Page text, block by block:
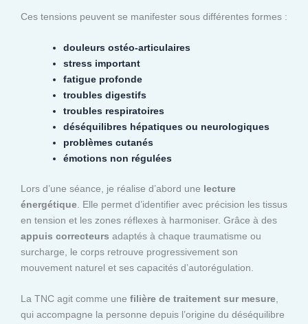
Ces tensions peuvent se manifester sous différentes formes :
douleurs ostéo-articulaires
stress important
fatigue profonde
troubles digestifs
troubles respiratoires
déséquilibres hépatiques ou neurologiques
problèmes cutanés
émotions non régulées
Lors d’une séance, je réalise d’abord une lecture
énergétique . Elle permet d’identifier avec précision les tissus
en tension et les zones réflexes à harmoniser. Grâce à des
appuis correcteurs adaptés à chaque traumatisme ou
surcharge, le corps retrouve progressivement son
mouvement naturel et ses capacités d’autorégulation.
La TNC agit comme une filière de traitement sur mesure,
qui accompagne la personne depuis l’origine du déséquilibre